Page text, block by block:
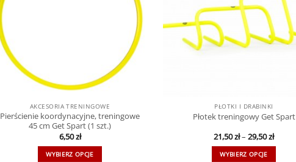
AKCESORIA TRENINGOWE
Pierścienie koordynacyjne, treningowe
45 cm Get Spart (1 szt.)
6,50zł
WYBIERZ OPCJE
PŁOTKI I DRABINKI
Płotek treningowy Get Spart
21,50zł– 29,50zł
WYBIERZ OPCJE